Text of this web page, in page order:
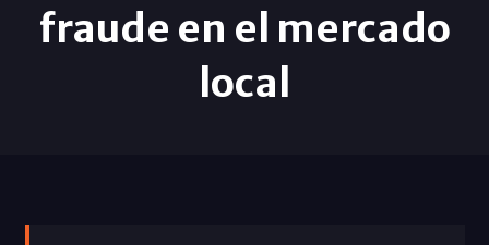
fraude en el mercado
local